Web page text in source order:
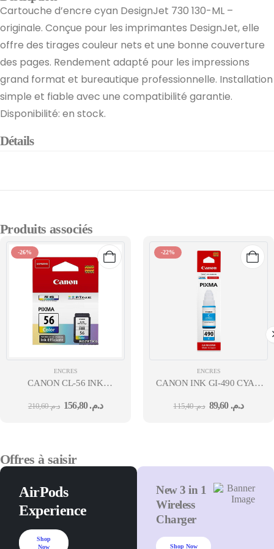
Cartouche d’encre cyan DesignJet 730 130-ML –
originale. Conçue pour les imprimantes DesignJet, elle
offre des tirages couleur nets et une bonne couverture
des pages. Rendement adapté pour les impressions
grand format et bureautique professionnelle. Installation
simple et fiable avec une compatibilité garantie.
Disponibilité: en stock.
Détails
Produits associés
-26%
ENCRES
CANON CL-56 INK
د.م.210,60 د.م.156,80
-22%
ENCRES
CANON INK GI-490 CYAN
د.م.115,40 د.م.89,60
Offres à saisir
AirPods
Experience
Shop
Now
New 3 in 1
Wireless
Charger
Shop Now